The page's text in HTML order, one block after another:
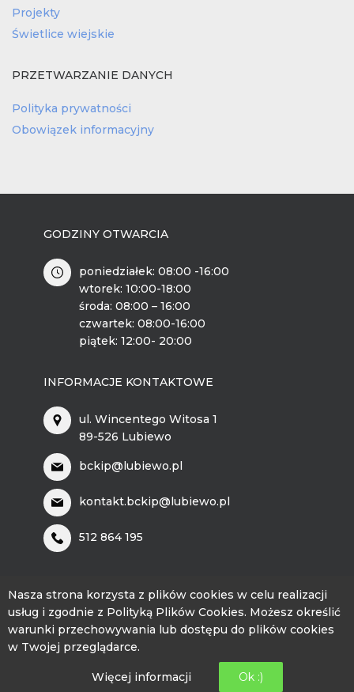
Projekty
Świetlice wiejskie
PRZETWARZANIE DANYCH
Polityka prywatności
Obowiązek informacyjny
GODZINY OTWARCIA
poniedziałek: 08:00 -16:00
wtorek: 10:00-18:00
środa: 08:00 – 16:00
czwartek: 08:00-16:00
piątek: 12:00- 20:00
INFORMACJE KONTAKTOWE
ul. Wincentego Witosa 1
89-526 Lubiewo
bckip@lubiewo.pl
kontakt.bckip@lubiewo.pl
512 864 195
© 2026 - BCKiP Lubiewo
Nasza strona korzysta z plików cookies w celu realizacji
usług i zgodnie z Polityką Plików Cookies. Możesz określić
warunki przechowywania lub dostępu do plików cookies
w Twojej przeglądarce.
Więcej informacji Ok :)